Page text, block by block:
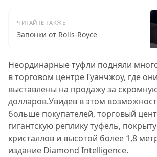
ЧИТАЙТЕ ТАКЖЕ
Запонки от Rolls-Royce
Неординарные туфли подняли
в торговом центре Гуанчжоу, где
выставлены на продажу за
долларов.Увидев в этом
больше покупателей, торговый
гигантскую реплику туфель,
кристаллов и высотой более 1,8
издание Diamond Intelligence.